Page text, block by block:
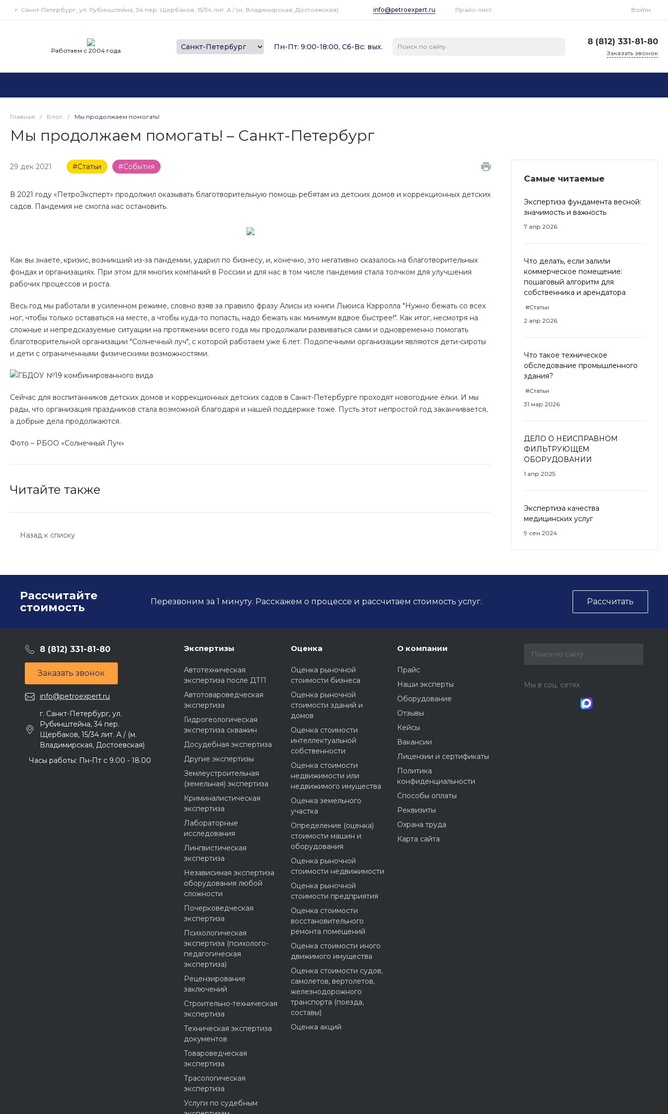
г. Санкт-Петербург, ул. Рубинштейна, 34 пер. Щербаков, 15/34 лит. А / (м. Владимирская, Достоевская) info@petroexpert.ru Прайс-лист Войти
Работаем с 2004 года Пн-Пт: 9:00-18:00, Сб-Вс: вых.
8 (812) 331-81-80
Заказать звонок
Главная / Блог / Мы продолжаем помогать!
Мы продолжаем помогать! – Санкт-Петербург
Самые читаемые
Экспертиза фундамента весной:
значимость и важность
7 апр 2026
Что делать, если залили
коммерческое помещение:
пошаговый алгоритм для
собственника и арендатора
#Статьи
2 апр 2026
Что такое техническое
обследование промышленного
здания?
#Статьи
31 мар 2026
ДЕЛО О НЕИСПРАВНОМ
ФИЛЬТРУЮЩЕМ
ОБОРУДОВАНИИ
1 апр 2025
Экспертиза качества
медицинских услуг
9 сен 2024
29 дек 2021 #Статьи #События
В 2021 году «ПетроЭксперт» продолжил оказывать благотворительную помощь ребятам из детских домов и коррекционных детских
садов. Пандемия не смогла нас остановить.
Как вы знаете, кризис, возникший из-за пандемии, ударил по бизнесу, и, конечно, это негативно сказалось на благотворительных
фондах и организациях. При этом для многих компаний в России и для нас в том числе пандемия стала толчком для улучшения
рабочих процессов и роста.
Весь год мы работали в усиленном режиме, словно взяв за правило фразу Алисы из книги Льюиса Кэрролла "Нужно бежать со всех
ног, чтобы только оставаться на месте, а чтобы куда-то попасть, надо бежать как минимум вдвое быстрее!". Как итог, несмотря на
сложные и непредсказуемые ситуации на протяжении всего года мы продолжали развиваться сами и одновременно помогать
благотворительной организации "Солнечный луч", с которой работаем уже 6 лет. Подопечными организации являются дети-сироты
и дети с ограниченными физическими возможностями.
Сейчас для воспитанников детских домов и коррекционных детских садов в Санкт-Петербурге проходят новогодние ёлки. И мы
рады, что организация праздников стала возможной благодаря и нашей поддержке тоже. Пусть этот непростой год заканчивается,
а добрые дела продолжаются.
Фото – РБОО «Солнечный Луч»
Читайте также
Назад к списку
Рассчитайте
стоимость
Перезвоним за 1 минуту. Расскажем о процессе и рассчитаем стоимость услуг. Рассчитать
8 (812) 331-81-80
Заказать звонок
info@petroexpert.ru
г. Санкт-Петербург, ул.
Рубинштейна, 34 пер.
Щербаков, 15/34 лит. А / (м.
Владимирская, Достоевская)
Часы работы: Пн-Пт с 9.00 - 18.00
Экспертизы
Автотехническая
экспертиза после ДТП
Автотовароведческая
экспертиза
Гидрогеологическая
экспертиза скважин
Досудебная экспертиза
Другие экспертизы
Землеустроительная
(земельная) экспертиза
Криминалистическая
экспертиза
Лабораторные
исследования
Лингвистическая
экспертиза
Независимая экспертиза
оборудования любой
сложности
Почерковедческая
экспертиза
Психологическая
экспертиза (психолого-
педагогическая
экспертиза)
Рецензирование
заключений
Строительно-техническая
экспертиза
Техническая экспертиза
документов
Товароведческая
экспертиза
Трасологическая
экспертиза
Услуги по судебным
Оценка
Оценка рыночной
стоимости бизнеса
Оценка рыночной
стоимости зданий и
домов
Оценка стоимости
интеллектуальной
собственности
Оценка стоимости
недвижимости или
недвижимого имущества
Оценка земельного
участка
Определение (оценка)
стоимости машин и
оборудования
Оценка рыночной
стоимости недвижимости
Оценка рыночной
стоимости предприятия
Оценка стоимости
восстановительного
ремонта помещений
Оценка стоимости иного
движимого имущества
Оценка стоимости судов,
самолетов, вертолетов,
железнодорожного
транспорта (поезда,
составы)
Оценка акций
О компании
Прайс
Наши эксперты
Оборудование
Отзывы
Кейсы
Вакансии
Лицензии и сертификаты
Политика
конфиденциальности
Способы оплаты
Реквизиты
Охрана труда
Карта сайта
Мы в соц. сетях